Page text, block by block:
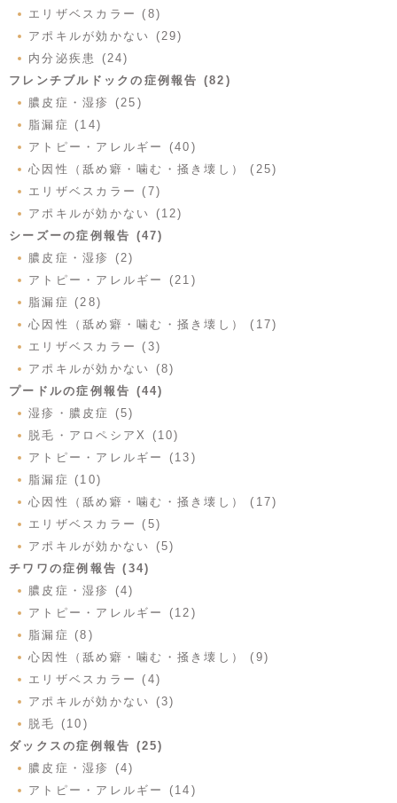
エリザベスカラー (8)
アポキルが効かない (29)
内分泌疾患 (24)
フレンチブルドックの症例報告 (82)
膿皮症・湿疹 (25)
脂漏症 (14)
アトピー・アレルギー (40)
心因性（舐め癖・噛む・掻き壊し） (25)
エリザベスカラー (7)
アポキルが効かない (12)
シーズーの症例報告 (47)
膿皮症・湿疹 (2)
アトピー・アレルギー (21)
脂漏症 (28)
心因性（舐め癖・噛む・掻き壊し） (17)
エリザベスカラー (3)
アポキルが効かない (8)
プードルの症例報告 (44)
湿疹・膿皮症 (5)
脱毛・アロペシアX (10)
アトピー・アレルギー (13)
脂漏症 (10)
心因性（舐め癖・噛む・掻き壊し） (17)
エリザベスカラー (5)
アポキルが効かない (5)
チワワの症例報告 (34)
膿皮症・湿疹 (4)
アトピー・アレルギー (12)
脂漏症 (8)
心因性（舐め癖・噛む・掻き壊し） (9)
エリザベスカラー (4)
アポキルが効かない (3)
脱毛 (10)
ダックスの症例報告 (25)
膿皮症・湿疹 (4)
アトピー・アレルギー (14)